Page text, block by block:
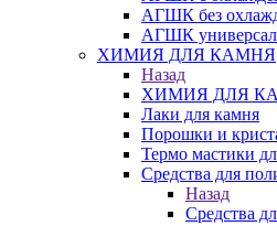
АГШК без
АГШК
ХИМИЯ ДЛЯ КАМНЯ
Назад
ХИМИЯ ДЛЯ
Лаки для камня
Порошки и
Термо мастики
Средства для
Назад
Средства